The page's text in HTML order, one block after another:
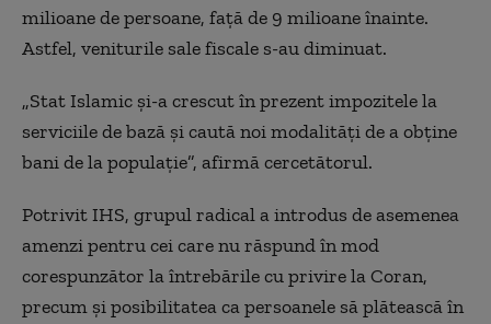
milioane de persoane, față de 9 milioane înainte.
Astfel, veniturile sale fiscale s-au diminuat.
„Stat Islamic și-a crescut în prezent impozitele la
serviciile de bază și caută noi modalități de a obține
bani de la populație”, afirmă cercetătorul.
Potrivit IHS, grupul radical a introdus de asemenea
amenzi pentru cei care nu răspund în mod
corespunzător la întrebările cu privire la Coran,
precum și posibilitatea ca persoanele să plătească în